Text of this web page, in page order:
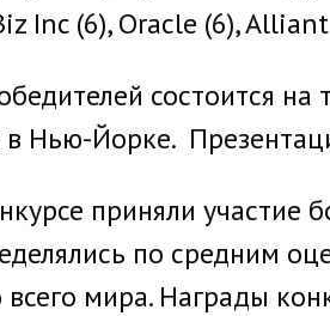
Inc (6), Oracle (6),
состоится
Нью-Йорке.
приняли участие
по средним
всего мира. Награды